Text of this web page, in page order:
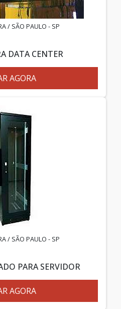
/ SÃO PAULO - SP
DATA CENTER
AGORA
/ SÃO PAULO - SP
PARA SERVIDOR
AGORA